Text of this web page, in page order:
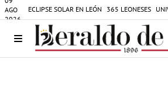
AGO
2026
ECLIPSE SOLAR EN LEÓN 365 LEONESES